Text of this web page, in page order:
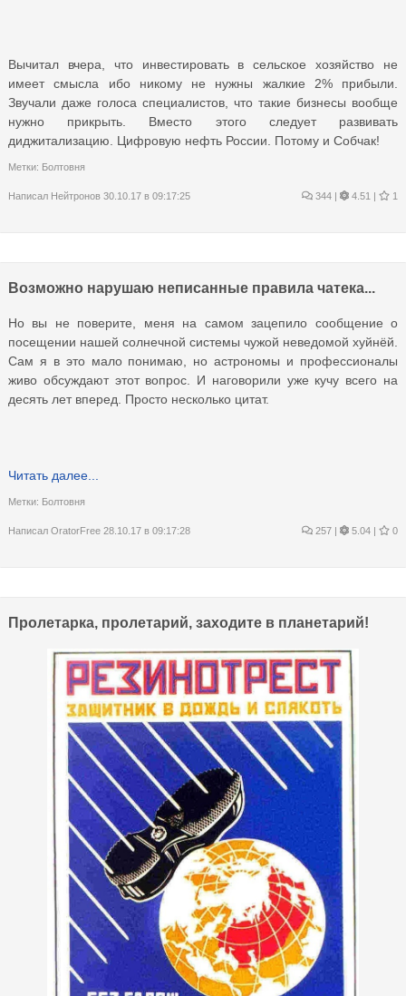
Вычитал вчера, что инвестировать в сельское хозяйство не
имеет смысла ибо никому не нужны жалкие 2% прибыли.
Звучали даже голоса специалистов, что такие бизнесы вообще
нужно прикрыть. Вместо этого следует развивать
диджитализацию. Цифровую нефть России. Потому и Собчак!
Метки: Болтовня
Написал Нейтронов 30.10.17 в 09:17:25 344 | 4.51 | 1
Возможно нарушаю неписанные правила чатека...
Но вы не поверите, меня на самом зацепило сообщение о
посещении нашей солнечной системы чужой неведомой хуйнёй.
Сам я в это мало понимаю, но астрономы и профессионалы
живо обсуждают этот вопрос. И наговорили уже кучу всего на
десять лет вперед. Просто несколько цитат.
Читать далее...
Метки: Болтовня
Написал OratorFree 28.10.17 в 09:17:28 257 | 5.04 | 0
Пролетарка, пролетарий, заходите в планетарий!